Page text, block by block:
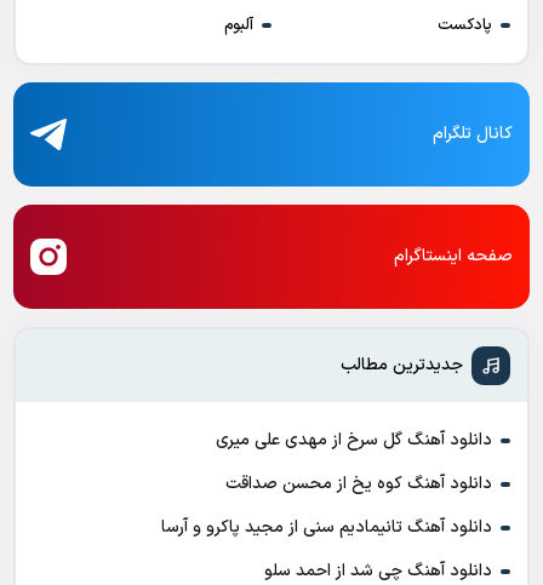
پادکست آلبوم
کانال تلگرام
صفحه اینستاگرام
جدیدترین مطالب
دانلود آهنگ گل سرخ از مهدی علی میری
دانلود آهنگ کوه یخ از محسن صداقت
دانلود آهنگ تانیمادیم سنی از مجید پاکرو و آرسا
دانلود آهنگ چی شد از احمد سلو